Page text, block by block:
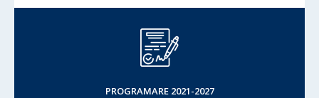
PROGRAMARE 2021-2027